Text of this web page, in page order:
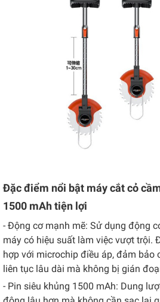
Đặc điểm nổi bật máy cắt cỏ
1500 mAh tiện lợi
- Động cơ mạnh mẽ: Sử dụng động
máy có hiệu suất làm việc vượt trội.
hợp với microchip điều áp, đảm bảo
liên tục lâu dài mà không bị gián
- Pin siêu khủng 1500 mAh: Dung